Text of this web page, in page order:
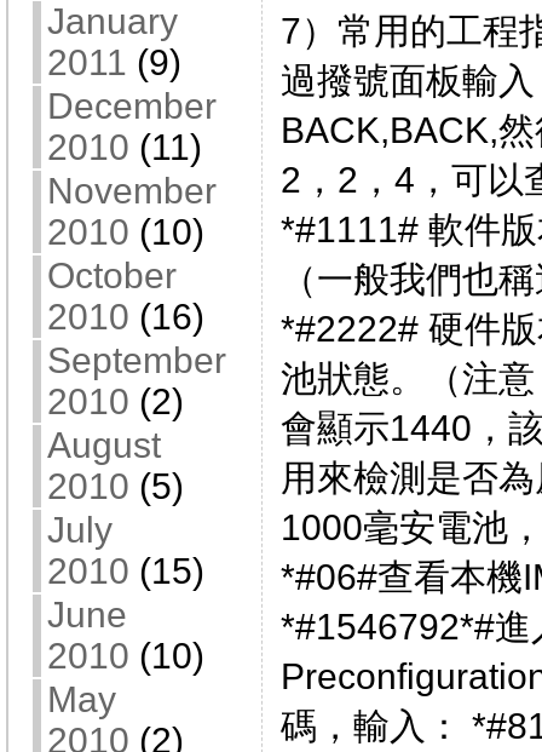
January
2011 (9)
December
2010 (11)
November
2010 (10)
October
2010 (16)
September
2010 (2)
August
2010 (5)
July
2010 (15)
June
2010 (10)
May
2010 (2)
7）常用的工程
過撥號面板輸
BACK,BACK,
2，2，4，可以
*#1111# 軟件
（一般我們也
*#2222# 硬件
池狀態。（注
會顯示1440，
用來檢測是否
1000毫安電池
*#06#查看本機
*#1546792*#進
碼，輸入：